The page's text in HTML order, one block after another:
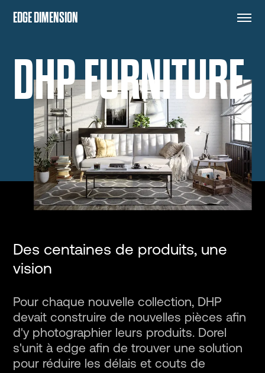
EDGE DIMENSION
DHP FURNITURE
Des centaines de produits, une
vision
Pour chaque nouvelle collection, DHP
devait construire de nouvelles pièces afin
d'y photographier leurs produits. Dorel
s'unit à edge afin de trouver une solution
pour réduire les délais et couts de